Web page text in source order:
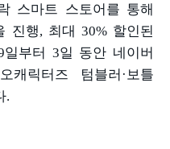
스마트 스토어를 통해
진행, 최대 30% 할인된
일부터 3일 동안 네이버
캐릭터즈 텀블러 ·보틀
.